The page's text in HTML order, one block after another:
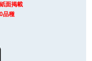
面掲載
品種